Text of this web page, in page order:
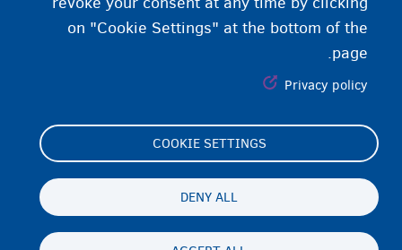
on "Cookie Settings" at the bottom of the
page.
Privacy policy
COOKIE SETTINGS
DENY ALL
Footer
(menu)
Cookie Settings